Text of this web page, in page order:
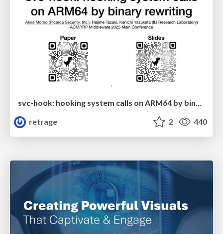
retrage
2 440